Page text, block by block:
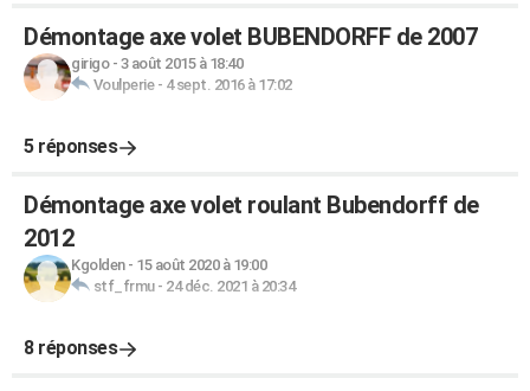
Démontage axe volet BUBENDORFF de 2007
girigo- 3 août 2015 à 18:40
Voulperie- 4 sept. 2016 à 17:02
5 réponses
Démontage axe volet roulant Bubendorff de
2012
Kgolden- 15 août 2020 à 19:00
stf_frmu- 24 déc. 2021 à 20:34
8 réponses